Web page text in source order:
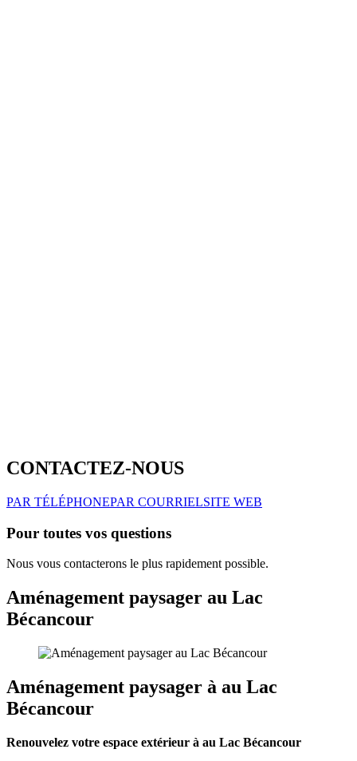
CONTACTEZ-NOUS
PAR TÉLÉPHONEPAR COURRIELSITE WEB
Pour toutes vos questions
Nous vous contacterons le plus rapidement possible.
Aménagement paysager au Lac
Bécancour
Aménagement paysager à au Lac
Bécancour
Renouvelez votre espace extérieur à au Lac Bécancour